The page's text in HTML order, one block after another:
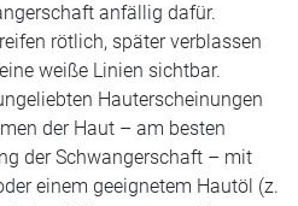
anfällig dafür.
rötlich, später verblassen
weiße Linien sichtbar.
Hauterscheinungen
der Haut – am besten
der Schwangerschaft – mit
einem geeignetem Hautöl (z.